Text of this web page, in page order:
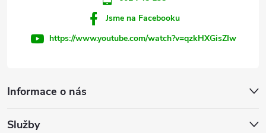
Informace o nás
Služby
Jsme na Facebooku
https://www.youtube.com/watch?v=qzkHXGisZIw